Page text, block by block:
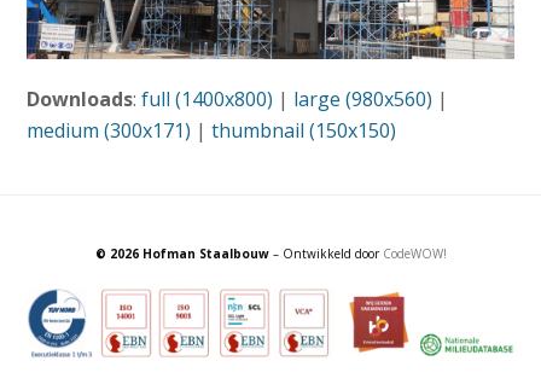
Downloads:full (1400x800) | large (980x560) |
medium (300x171) |thumbnail (150x150)
© 2026 Hofman Staalbouw– Ontwikkeld door CodeWOW!